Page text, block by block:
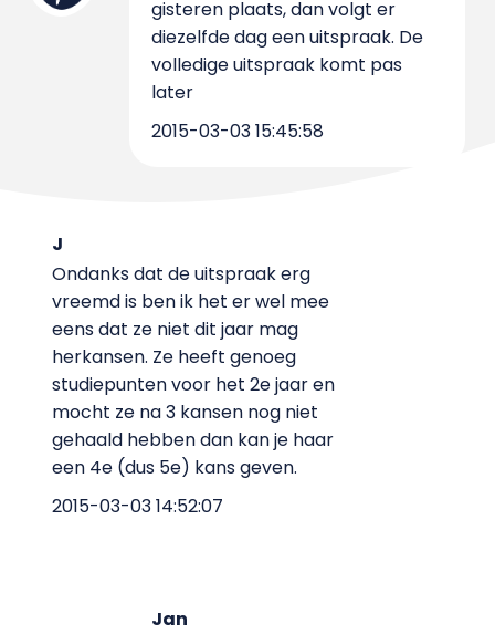
gisteren plaats, dan volgt er
diezelfde dag een uitspraak. De
volledige uitspraak komt pas
later
2015-03-03 15:45:58
J
Ondanks dat de uitspraak erg
vreemd is ben ik het er wel mee
eens dat ze niet dit jaar mag
herkansen. Ze heeft genoeg
studiepunten voor het 2e jaar en
mocht ze na 3 kansen nog niet
gehaald hebben dan kan je haar
een 4e (dus 5e) kans geven.
2015-03-03 14:52:07
Jan